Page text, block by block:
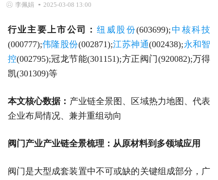
李佩娟 2025-03-08 13:00
行业主要上市公司： 纽威股份(603699); 中核科技
(000777);伟隆股份(002871);江苏神通(002438);永和智
控(002795);冠龙节能(301151);方正阀门(920082);万得
凯(301309)等
本文核心数据： 产业链全景图、区域热力地图、代表
企业布局情况、兼并重组动向
阀门产业产业链全景梳理：从原材料到多领域应用
阀门是大型成套装置中不可或缺的关键组成部分，广